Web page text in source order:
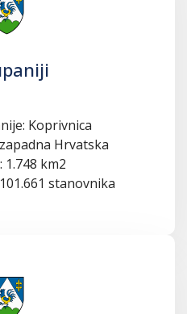
Koprivnica
Hrvatska
1.748 km2
stanovnika